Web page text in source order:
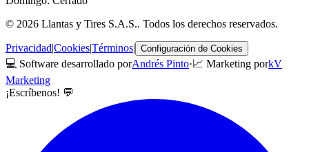
© 2026 Llantas y Tires S.A.S.. Todos los derechos reservados.
Privacidad|Cookies|Términos| Configuración de Cookies
💻 Software desarrollado porAndrés Pinto·📈 Marketing porkV
Marketing
¡Escríbenos! 💬